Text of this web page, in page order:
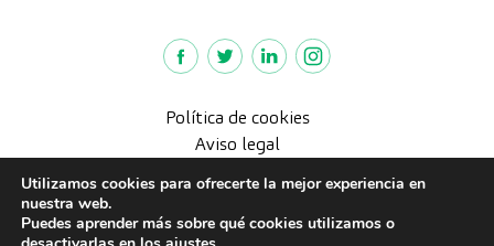
CreuBlanca © 2022 |
Política de cookies
Aviso legal
Política de calidad
Utilizamos cookies para ofrecerte la mejor experiencia en
nuestra web.
Puedes aprender más sobre qué cookies utilizamos o